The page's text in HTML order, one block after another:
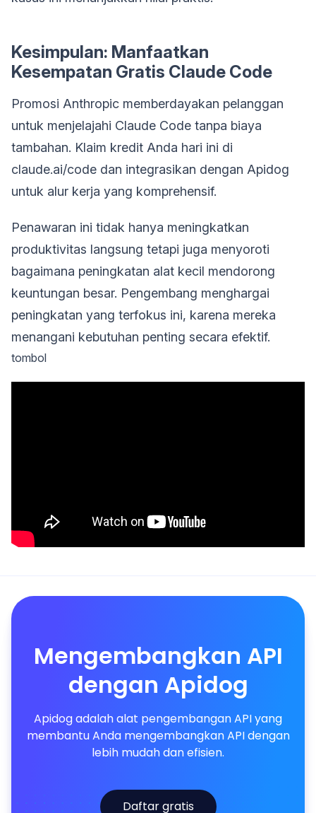
Kesimpulan: Manfaatkan
Kesempatan Gratis Claude Code
Promosi Anthropic memberdayakan pelanggan
untuk menjelajahi Claude Code tanpa biaya
tambahan. Klaim kredit Anda hari ini di
claude.ai/code dan integrasikan dengan Apidog
untuk alur kerja yang komprehensif.
Penawaran ini tidak hanya meningkatkan
produktivitas langsung tetapi juga menyoroti
bagaimana peningkatan alat kecil mendorong
keuntungan besar. Pengembang menghargai
peningkatan yang terfokus ini, karena mereka
menangani kebutuhan penting secara efektif.
tombol
Mengembangkan API
dengan Apidog
Apidog adalah alat pengembangan API yang
membantu Anda mengembangkan API dengan
lebih mudah dan efisien.
Daftar gratis